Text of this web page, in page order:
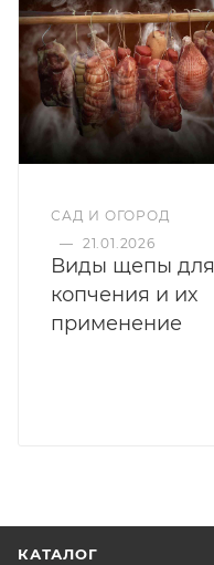
САД И ОГОРОД
— 21.01.2026
Виды щепы для
копчения и их
применение
КАТАЛОГ